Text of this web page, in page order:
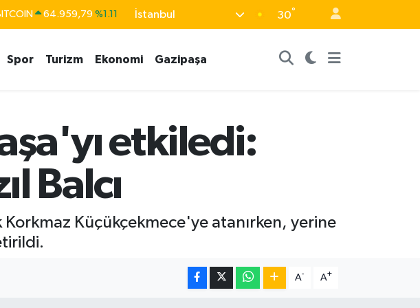
DOLAR 47,7436 %0.18
55,2510 %0.32
13.779
İstanbul 30°
Spor Turizm Ekonomi Gazipaşa
etkiledi:
Balcı
Korkmaz Küçükçekmece'ye atanırken, yerine
A- A+